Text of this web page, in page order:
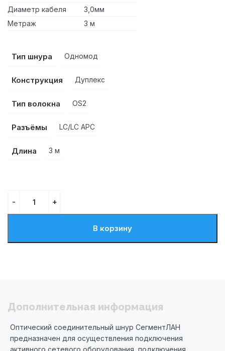
Диаметр кабеля
3,0мм
Метраж
3 м
Тип шнура Одномод
Конструкция Дуплекс
Тип волокна OS2
Разъёмы LC/LC APC
Длина 3 м
В корзину
Дополнительная информация
Оптический соединительный шнур СегментЛАН
предназначен для осуществления подключения
активного сетевого оборудования, подключения